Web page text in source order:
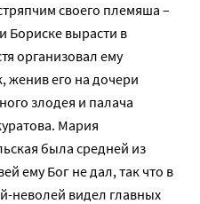
своего племяша –
Бориске вырасти в
организовал ему
женив его на дочери
злодея и палача
Мария
была средней из
ему Бог не дал, так что в
неволей видел главных